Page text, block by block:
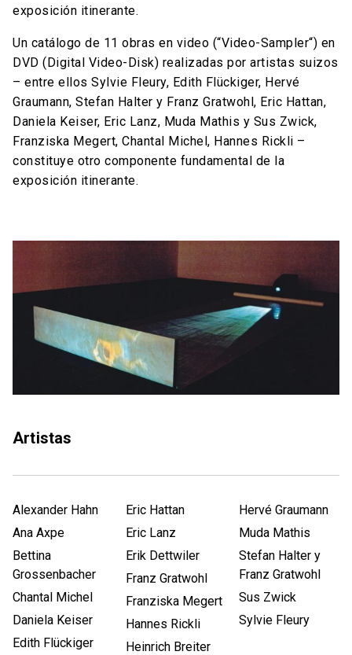
exposición itinerante.
Un catálogo de 11 obras en video (“Video-Sampler“) en
DVD (Digital Video-Disk) realizadas por artistas suizos
– entre ellos Sylvie Fleury, Edith Flückiger, Hervé
Graumann, Stefan Halter y Franz Gratwohl, Eric Hattan,
Daniela Keiser, Eric Lanz, Muda Mathis y Sus Zwick,
Franziska Megert, Chantal Michel, Hannes Rickli –
constituye otro componente fundamental de la
exposición itinerante.
Artistas
Alexander Hahn
Ana Axpe
Bettina
Grossenbacher
Chantal Michel
Daniela Keiser
Edith Flückiger
Eric Hattan
Eric Lanz
Erik Dettwiler
Franz Gratwohl
Franziska Megert
Hannes Rickli
Heinrich Breiter
Hervé Graumann
Muda Mathis
Stefan Halter y
Franz Gratwohl
Sus Zwick
Sylvie Fleury